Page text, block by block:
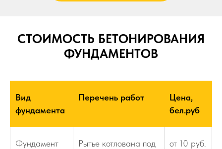
СТОИМОСТЬ БЕТОНИРОВАНИЯ
ФУНДАМЕНТОВ
Вид
фундамента
Перечень работ
Цена,
бел.руб
Фундамент
Рытье котлована под
от 10 руб.